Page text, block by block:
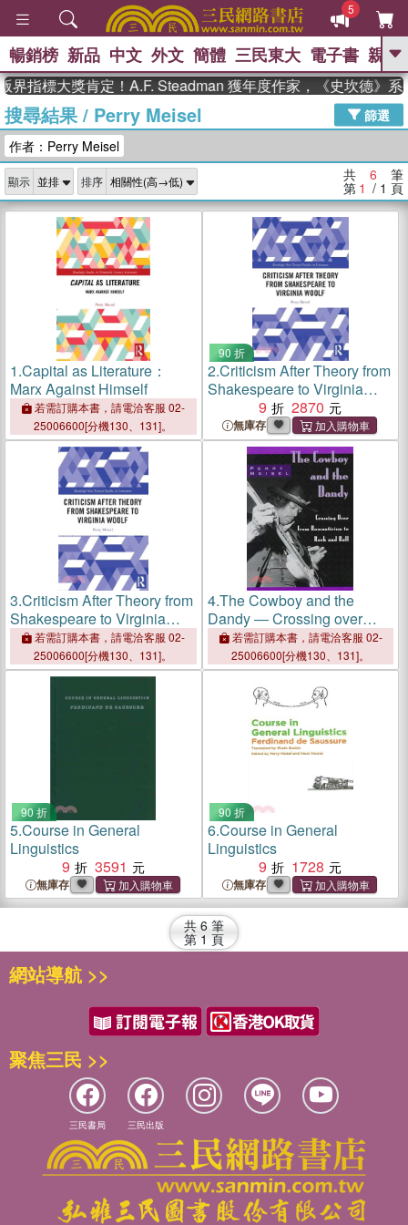
5
GO
熱搜： The Odyssey 、
父親節 、 如果歷史是一群喵 、 暑期
念華 、 台灣的李登輝時代 、 數學女
孩：黎曼猜想
偉大的迷走神經
暢銷榜 新品 中文 外文 簡體 三民東大 電子書 親子
指標大獎肯定！A.F. Steadman 獲年度作家，《史坎德》系
搜尋結果/ Perry Meisel
篩選
作者：Perry Meisel
顯示 排序 共 6 筆
第 1 / 1 頁
1.Capital as Literature：
Marx Against Himself
若需訂購本書，請電洽客服 02-
25006600[分機130、131]。
90 折
2.Criticism After Theory from
Shakespeare to Virginia
9 2870
無庫存
3.Criticism After Theory from
Shakespeare to Virginia
Woolf若需訂購本書，請電洽客服 02-
25006600[分機130、131]。
4.The Cowboy and the
Dandy ― Crossing over
from Romanticism to Rock
and Roll
若需訂購本書，請電洽客服 02-
25006600[分機130、131]。
90 折
5.Course in General
Linguistics
9
3591
無庫存
90 折
6.Course in General
Linguistics
9
1728
無庫存
共 6 筆
第 1 頁
網站導航 >>
聚焦三民 >>
三民書局 三民出版